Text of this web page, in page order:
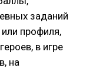
заданий
профиля,
в игре
на